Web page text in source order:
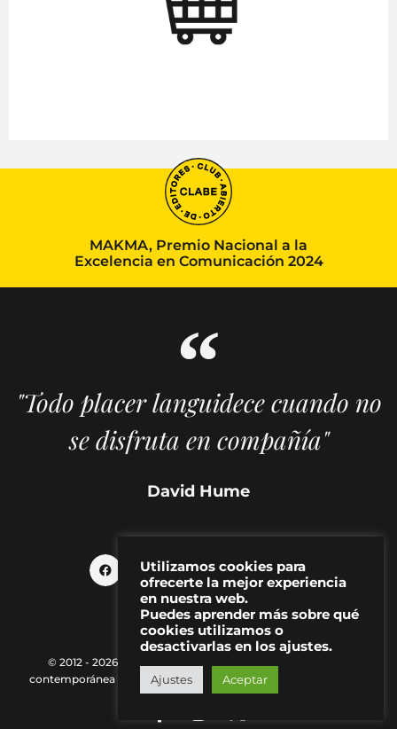
MAKMA, Premio Nacional a la
Excelencia en Comunicación 2024
"Todo placer languidece cuando no
se disfruta en compañía"
David Hume
© 2012 - 2026 MAKMA | Revista de artes visuales y cultura
contemporánea |
Política de Privacidad|Aviso Legal
Utilizamos cookies para
ofrecerte la mejor experiencia
en nuestra web.
Puedes aprender más sobre qué
cookies utilizamos o
desactivarlas en los ajustes.
Ajustes Aceptar